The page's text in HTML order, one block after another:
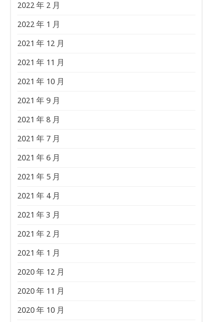
2022 年 2 月
2022 年 1 月
2021 年 12 月
2021 年 11 月
2021 年 10 月
2021 年 9 月
2021 年 8 月
2021 年 7 月
2021 年 6 月
2021 年 5 月
2021 年 4 月
2021 年 3 月
2021 年 2 月
2021 年 1 月
2020 年 12 月
2020 年 11 月
2020 年 10 月